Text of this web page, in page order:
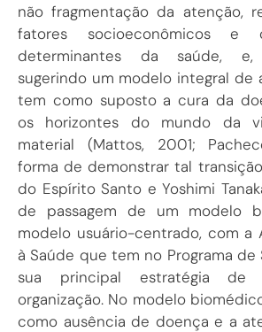
não fragmentação da atenção,
fatores socioeconômicos e
determinantes da saúde, e,
sugerindo um modelo integral de
tem como suposto a cura da
os horizontes do mundo da
material (Mattos, 2001;
forma de demonstrar tal
do Espírito Santo e Yoshimi
de passagem de um modelo
modelo usuário-centrado, com a
à Saúde que tem no Programa de
sua principal estratégia de
organização. No modelo
como ausência de doença e a